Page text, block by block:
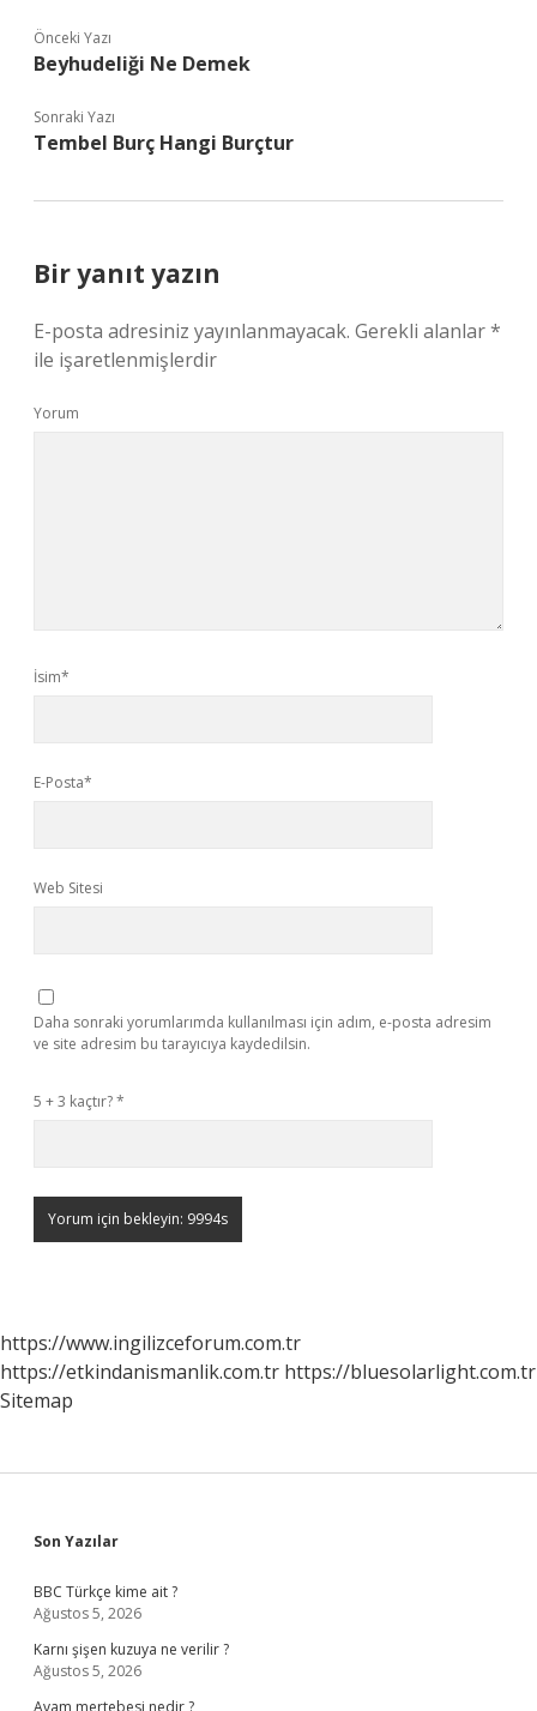
Önceki Yazı
Beyhudeliği Ne Demek
Sonraki Yazı
Tembel Burç Hangi Burçtur
Bir yanıt yazın
E-posta adresiniz yayınlanmayacak. Gerekli alanlar*
ile işaretlenmişlerdir
Yorum
İsim*
E-Posta*
Web Sitesi
Daha sonraki yorumlarımda kullanılması için adım, e-posta adresim
ve site adresim bu tarayıcıya kaydedilsin.
5 + 3 kaçtır?*
https://www.ingilizceforum.com.tr
https://etkindanismanlik.com.tr https://bluesolarlight.com.tr
Sitemap
Sidebar
Son Yazılar
BBC Türkçe kime ait ?
Ağustos 5, 2026
Karnı şişen kuzuya ne verilir ?
Ağustos 5, 2026
Avam mertebesi nedir ?